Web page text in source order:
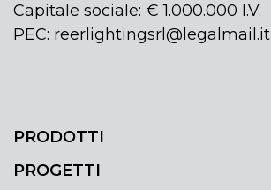
Capitale sociale: € 1.000.000 I.V.
PEC: reerlightingsrl@legalmail.it
PRODOTTI
PROGETTI